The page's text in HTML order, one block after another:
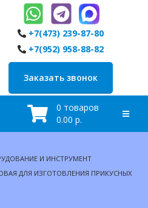
+7(473) 239-87-80
+7(952) 958-88-82
Заказать звонок
0 товаров
0.00 р.
И ИНСТРУМЕНТ
ДЛЯ ИЗГОТОВЛЕНИЯ ПРИКУСНЫХ